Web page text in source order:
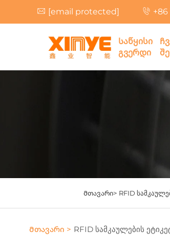
[email protected] +86
Საწყისი
გვერდი
Მთავარი> RFID
Მთავარი > RFID სამკაულების